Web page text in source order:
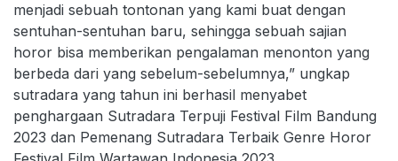
menjadi sebuah tontonan yang kami buat dengan
sentuhan-sentuhan baru, sehingga sebuah sajian
horor bisa memberikan pengalaman menonton yang
berbeda dari yang sebelum-sebelumnya,” ungkap
sutradara yang tahun ini berhasil menyabet
penghargaan Sutradara Terpuji Festival Film Bandung
2023 dan Pemenang Sutradara Terbaik Genre Horor